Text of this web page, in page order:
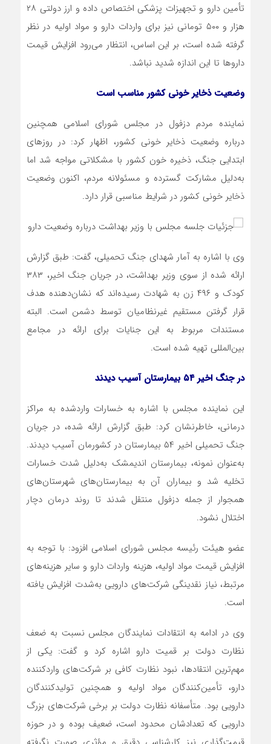
تأمین دارو و تجهیزات پزشکی اختصاص داده و ارز دولتی ۲۸
هزار و ۵۰۰ تومانی نیز برای واردات دارو و مواد اولیه در نظر
گرفته شده است، بر این اساس، انتظار می‌رود افزایش قیمت
داروها تا این اندازه شدید نباشد.
وضعیت ذخایر خونی کشور مناسب است
نماینده مردم دزفول در مجلس شورای اسلامی همچنین
درباره وضعیت ذخایر خونی کشور، اظهار کرد: در روزهای
ابتدایی جنگ، ذخیره خون کشور با مشکلاتی مواجه شد اما
به‌دلیل مشارکت گسترده و مسئولانه مردم، اکنون وضعیت
ذخایر خونی کشور در شرایط مناسبی قرار دارد.
وی با اشاره به آمار شهدای جنگ تحمیلی، گفت: طبق گزارش
ارائه‌ شده از سوی وزیر بهداشت، در جریان جنگ اخیر، ۳۸۳
کودک و ۴۹۶ زن به شهادت رسیده‌اند که نشان‌دهنده هدف
قرار گرفتن مستقیم غیرنظامیان توسط دشمن است. البته
مستندات مربوط به این جنایات برای ارائه در مجامع
بین‌المللی تهیه شده است.
در جنگ اخیر ۵۴ بیمارستان آسیب دیدند
این نماینده مجلس با اشاره به خسارات واردشده به مراکز
درمانی، خاطرنشان کرد: طبق گزارش ارائه شده، در جریان
جنگ تحمیلی اخیر ۵۴ بیمارستان در کشورمان آسیب دیدند.
به‌عنوان نمونه، بیمارستان اندیمشک به‌دلیل شدت خسارات
تخلیه شد و بیماران آن به بیمارستان‌های شهرستان‌های
همجوار از جمله دزفول منتقل شدند تا روند درمان دچار
اختلال نشود.
عضو هیئت رئیسه مجلس شورای اسلامی افزود: با توجه به
افزایش قیمت مواد اولیه، هزینه واردات دارو و سایر هزینه‌های
مرتبط، نیاز نقدینگی شرکت‌های دارویی به‌شدت افزایش یافته
است.
وی در ادامه به انتقادات نمایندگان مجلس نسبت به ضعف
نظارت دولت بر قمیت دارو اشاره کرد و گفت: یکی از
مهم‌ترین انتقادها، نبود نظارت کافی بر شرکت‌های واردکننده
دارو، تأمین‌کنندگان مواد اولیه و همچنین تولیدکنندگان
دارویی بود. متأسفانه نظارت دولت بر برخی شرکت‌های بزرگ
دارویی که تعدادشان محدود است، ضعیف بوده و در حوزه